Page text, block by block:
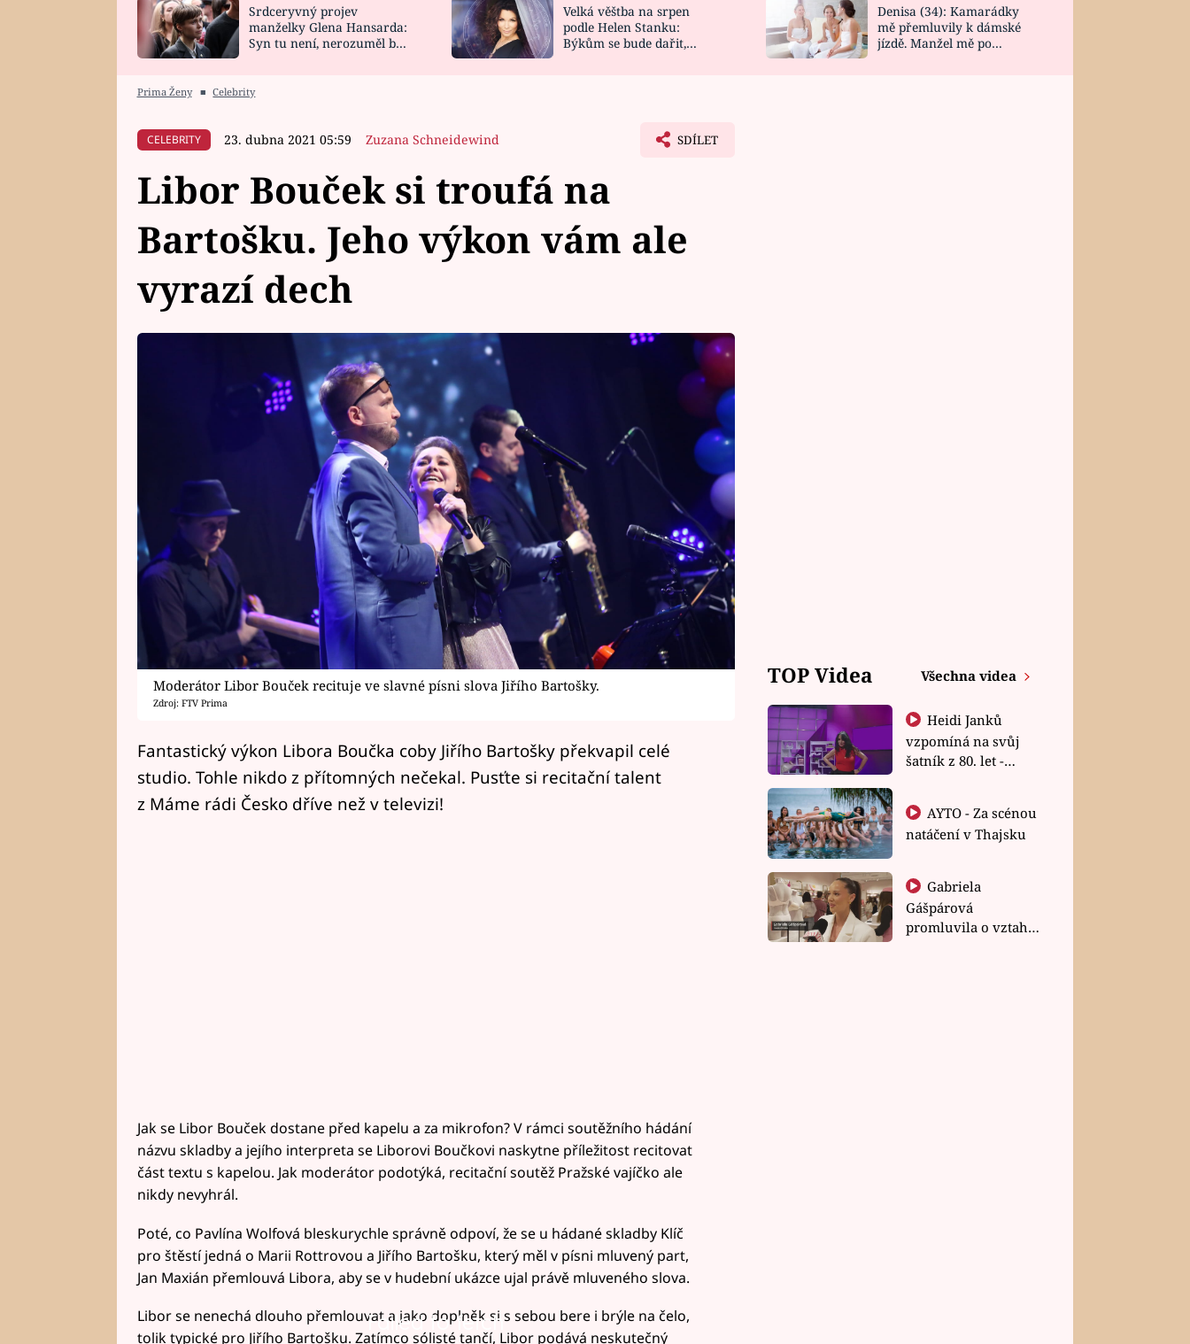
HOROSKOP NA
CELEBRITY
VAŘENÍ
NOVINKY
VIDEORECEPTY
DESIGN
Srdceryvný projev
manželky Glena Hansarda:
Syn tu není, nerozuměl by
Velká věštba na srpen
podle Helen Stanku:
Býkům se bude dařit,
Denisa (34): Kamarádky
mě přemluvily k dámské
jízdě. Manžel mě po
Prima Ženy ■ Celebrity
CELEBRITY 23. dubna 2021 05:59 Zuzana Schneidewind SDÍLET
Libor Bouček si troufá na
Bartošku. Jeho výkon vám ale
vyrazí dech
Moderátor Libor Bouček recituje ve slavné písni slova Jiřího Bartošky.
Zdroj: FTV Prima
Fantastický výkon Libora Boučka coby Jiřího Bartošky překvapil celé
studio. Tohle nikdo z přítomných nečekal. Pusťte si recitační talent
z Máme rádi Česko dříve než v televizi!
Jak se Libor Bouček dostane před kapelu a za mikrofon? V rámci soutěžního hádání
názvu skladby a jejího interpreta se Liborovi Boučkovi naskytne příležitost recitovat
část textu s kapelou. Jak moderátor podotýká, recitační soutěž Pražské vajíčko ale
nikdy nevyhrál.
Poté, co Pavlína Wolfová bleskurychle správně odpoví, že se u hádané skladby Klíč
pro štěstí jedná o Marii Rottrovou a Jiřího Bartošku, který měl v písni mluvený part,
Jan Maxián přemlouvá Libora, aby se v hudební ukázce ujal právě mluveného slova.
Failed to fetch
Libor se nenechá dlouho přemlouvat a jako doplněk si s sebou bere i brýle na čelo,
tolik typické pro Jiřího Bartošku. Zatímco sólisté tančí, Libor podává neskutečný
TOP Videa Všechna videa
Heidi Janků
vzpomíná na svůj
šatník z 80. let -
natáčení v Thajsku
Gabriela
Gášpárová
promluvila o vztahu